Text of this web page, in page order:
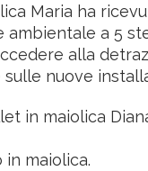
Maria ha
ambientale a 5
alla
sulle nuove
in maiolica
in maiolica.